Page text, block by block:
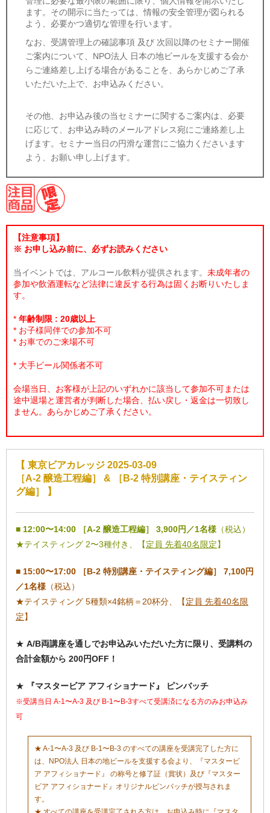
ます。その開示に当たっては、情報の安全管理が図られる
よう、必要かつ適切な管理を行います。
なお、受講管理上の確認事項 及び 次回以降のセミナー開催
ご案内について、NPO法人 日本の地ビールを支援する会か
らご連絡差し上げる場合があることを、あらかじめご了承
いただいた上で、お申込みください。
その他、お申込み後の当セミナーに関するご案内は、必要
に応じて、お申込み時のメールアドレス宛にご連絡差し上
げます。セミナー当日の円滑な運営にご協力くださいます
よう、お願い申し上げます。
【注意事項】
※ お申し込み前に、必ずお読みください
当イベントでは、アルコール飲料が提供されます。 未成年者の
参加や飲酒運転など法律に違反する行為は固くお断りいたしま
す。
* 年齢制限 : 20歳以上
* お子様同伴での参加不可
* お車でのご来場不可
* 大手ビール関係者不可
会場当日、お客様が上記のいずれかに該当して参加不可または
途中退場と運営者が判断した場合、払い戻し・返金は一切致し
ません。あらかじめご了承ください。
【 東京ビアカレッジ 2025-03-09
［A-2 醸造工程編］ & ［B-2 特別講座・テイスティン
グ編］ 】
■ 12:00〜14:00 ［A-2 醸造工程編］ 3,900円／1名様 （税込）
★テイスティング 2〜3種付き、【定員 先着40名限定】
■ 15:00〜17:00 ［B-2 特別講座・テイスティング編］ 7,100円
／1名様 （税込）
★テイスティング 5種類×4銘柄＝20杯分、【定員 先着40名限
定】
★ A/B両講座を通しでお申込みいただいた方に限り、受講料の
合計金額から 200円OFF！
★ 『マスタービア アフィショナード』 ピンバッチ
※受講当日 A-1〜A-3 及び B-1〜B-3すべて受講済になる方のみお申込み
可
★ A-1〜A-3 及び B-1〜B-3 のすべての講座を受講完了した方に
は、NPO法人 日本の地ビールを支援する会より、『マスタービ
ア アフィショナード』 の称号と修了証（賞状）及び『マスター
ビア アフィショナード』オリジナルピンバッチが授与されま
す。